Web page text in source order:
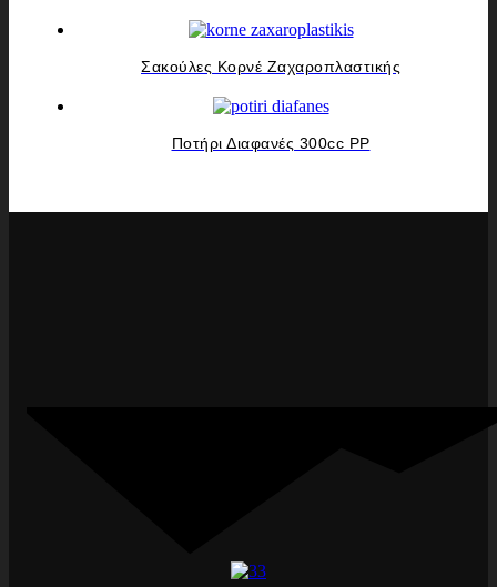
Σακούλες Κορνέ Ζαχαροπλαστικής
Ποτήρι Διαφανές 300cc PP